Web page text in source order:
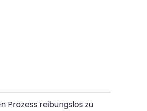
Prozess reibungslos zu